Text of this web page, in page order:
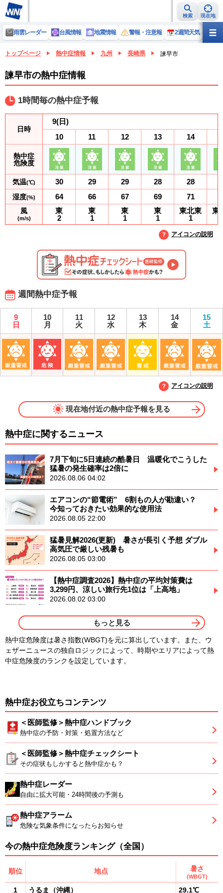
検索 現在地
雨雲レーダー 台風情報 地震情報 警報・注意報 2週間天気 ラ
トップページ 熱中症情報 九州 長崎県 諫早市
諫早市の熱中症情報
1時間毎の熱中症予報
日時
熱中症
危険度
気温(℃)
湿度(%)
風
(m/s)
9(日)
10
30
64
東
2
11
29
66
東
1
12
29
67
東
1
13
28
69
東
1
14
28
71
東北東
1
東
アイコンの説明
週間熱中症予報
9
日
10
月
11
火
12
水
13
木
14
金
15
土
アイコンの説明
現在地付近の熱中症予報を見る
熱中症に関するニュース
7月下旬に5日連続の酷暑日 温暖化でこうした
猛暑の発生確率は2倍に
2026.08.06 04:02
エアコンの“節電術” 6割もの人が勘違い？
今知っておきたい効果的な使用法
2026.08.05 22:00
猛暑見解2026(更新) 暑さが長引く予想 ダブル
高気圧で厳しい残暑も
2026.08.05 03:00
【熱中症調査2026】熱中症の平均対策費は
3,299円、涼しい旅行先1位は「上高地」
2026.08.02 03:00
もっと見る
熱中症危険度は暑さ指数(WBGT)を元に算出しています。また、ウ
ェザーニュースの独自ロジックによって、時期やエリアによって熱
中症危険度のランクを設定しています。
熱中症お役立ちコンテンツ
＜医師監修＞熱中症ハンドブック
熱中症の予防・対策・処置方法など
＜医師監修＞熱中症チェックシート
その症状もしかすると熱中症かも？
熱中症レーダー
自由に拡大可能・24時間後の予測も
熱中症アラーム
危険な気象条件になったらお知らせ
今の熱中症危険度ランキング（全国）
順位 地点 暑さ
(WBGT)
1 うるま （沖縄） 29.1℃